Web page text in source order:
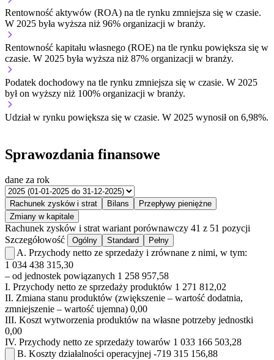
Rentowność aktywów (ROA) na tle rynku zmniejsza się w czasie.
W 2025 była wyższa niż 96% organizacji w branży.
Rentowność kapitału własnego (ROE) na tle rynku powiększa się w
czasie. W 2025 była wyższa niż 87% organizacji w branży.
Podatek dochodowy na tle rynku zmniejsza się w czasie. W 2025
był on wyższy niż 100% organizacji w branży.
Udział w rynku powiększa się w czasie. W 2025 wynosił on 6,98%.
Sprawozdania finansowe
dane za rok
Rachunek zysków i strat Bilans
Przepływy pieniężne
Zmiany w kapitale
Rachunek zysków i strat wariant porównawczy 41 z 51 pozycji
Szczegółowość
Ogólny Standard Pełny
A. Przychody netto ze sprzedaży i zrównane z nimi, w tym:
1 034 438 315,30
– od jednostek powiązanych 1 258 957,58
I. Przychody netto ze sprzedaży produktów 1 271 812,02
II. Zmiana stanu produktów (zwiększenie – wartość dodatnia,
zmniejszenie – wartość ujemna) 0,00
III. Koszt wytworzenia produktów na własne potrzeby jednostki
0,00
IV. Przychody netto ze sprzedaży towarów 1 033 166 503,28
B. Koszty działalności operacyjnej -719 315 156,88